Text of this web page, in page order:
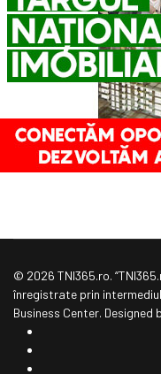
© 2026 TNI365.ro.
înregistrate prin
Business Center. Designed